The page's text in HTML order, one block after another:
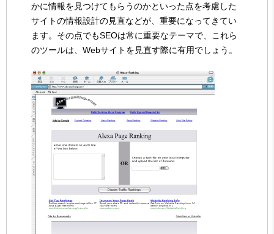
かに情報を見つけてもらうのかといった点を考慮した
サイトの情報設計の見直などが、重要になってきてい
ます。その点でもSEOは常に重要なテーマで、これら
のツールは、Webサイトを見直す際に有用でしょう。